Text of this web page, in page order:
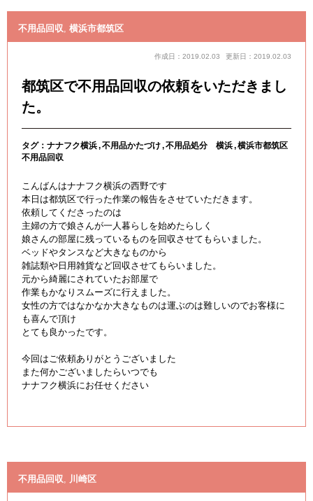
不用品回収 横浜市都筑区
作成日：2019.02.03 更新日：2019.02.03
都筑区で不用品回収の依頼をいただきまし
た。
タグ： ナナフク横浜 不用品かたづけ 不用品処分 横浜 横浜市都筑区
不用品回収
こんばんはナナフク横浜の西野です
本日は都筑区で行った作業の報告をさせていただきます。
依頼してくださったのは
主婦の方で娘さんが一人暮らしを始めたらしく
娘さんの部屋に残っているものを回収させてもらいました。
ベッドやタンスなど大きなものから
雑誌類や日用雑貨など回収させてもらいました。
元から綺麗にされていたお部屋で
作業もかなりスムーズに行えました。
女性の方ではなかなか大きなものは運ぶのは難しいのでお客様に
も喜んで頂け
とても良かったです。
今回はご依頼ありがとうございました
また何かございましたらいつでも
ナナフク横浜にお任せください
不用品回収, 川崎区